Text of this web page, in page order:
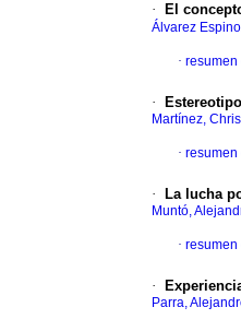
· El
Álvarez
· resumen
·
Martínez,
· resumen
· La lucha
Muntó,
· resumen
·
Parra,